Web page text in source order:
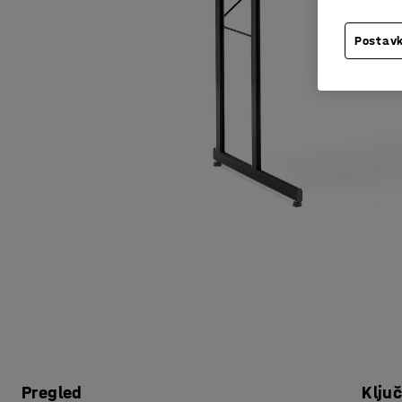
Pregled